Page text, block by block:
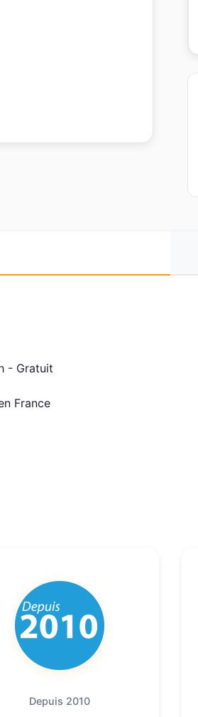
- Gratuit
France
Depuis 2010